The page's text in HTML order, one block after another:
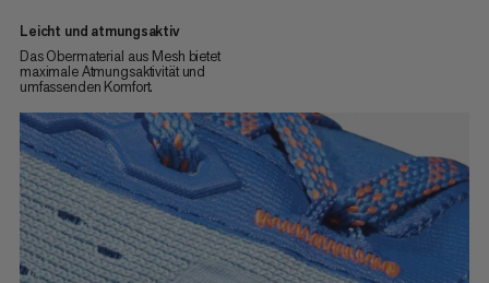
Leicht und atmungsaktiv
Das Obermaterial aus Mesh bietet
maximale Atmungsaktivität und
umfassenden Komfort.